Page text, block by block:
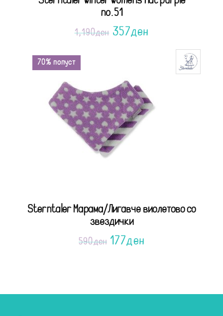
no.51
1,190ден 357ден
70% попуст
Ѕterntaler Марама/Лигавче виолетово со
звездички
590ден 177ден